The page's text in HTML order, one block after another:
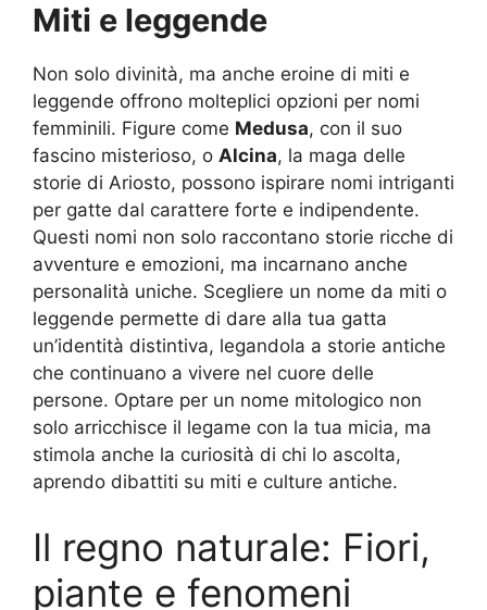
Miti e leggende
Non solo divinità, ma anche eroine di miti e
leggende offrono molteplici opzioni per nomi
femminili. Figure come Medusa, con il suo
fascino misterioso, o Alcina, la maga delle
storie di Ariosto, possono ispirare nomi intriganti
per gatte dal carattere forte e indipendente.
Questi nomi non solo raccontano storie ricche di
avventure e emozioni, ma incarnano anche
personalità uniche. Scegliere un nome da miti o
leggende permette di dare alla tua gatta
un’identità distintiva, legandola a storie antiche
che continuano a vivere nel cuore delle
persone. Optare per un nome mitologico non
solo arricchisce il legame con la tua micia, ma
stimola anche la curiosità di chi lo ascolta,
aprendo dibattiti su miti e culture antiche.
Il regno naturale: Fiori,
piante e fenomeni